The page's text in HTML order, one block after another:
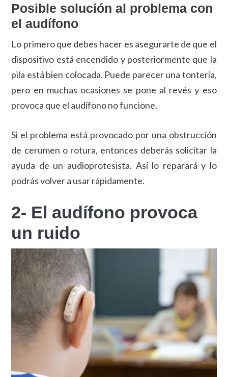
Posible solución al problema con
el audífono
Lo primero que debes hacer es asegurarte de que el
dispositivo está encendido y posteriormente que la
pila está bien colocada. Puede parecer una tontería,
pero en muchas ocasiones se pone al revés y eso
provoca que el audífono no funcione.
Si el problema está provocado por una obstrucción
de cerumen o rotura, entonces deberás solicitar la
ayuda de un audioprotesista. Así lo reparará y lo
podrás volver a usar rápidamente.
2- El audífono provoca
un ruido